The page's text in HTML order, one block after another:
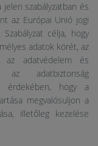
szabályzatban és
az Európai Unió jogi
célja, hogy
adatok körét, az
az adatvédelem és
az adatbiztonság
érdekében, hogy a
megvalósuljon a
illetőleg kezelése